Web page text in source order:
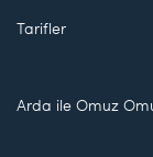
Tarifler
Arda ile Omuz